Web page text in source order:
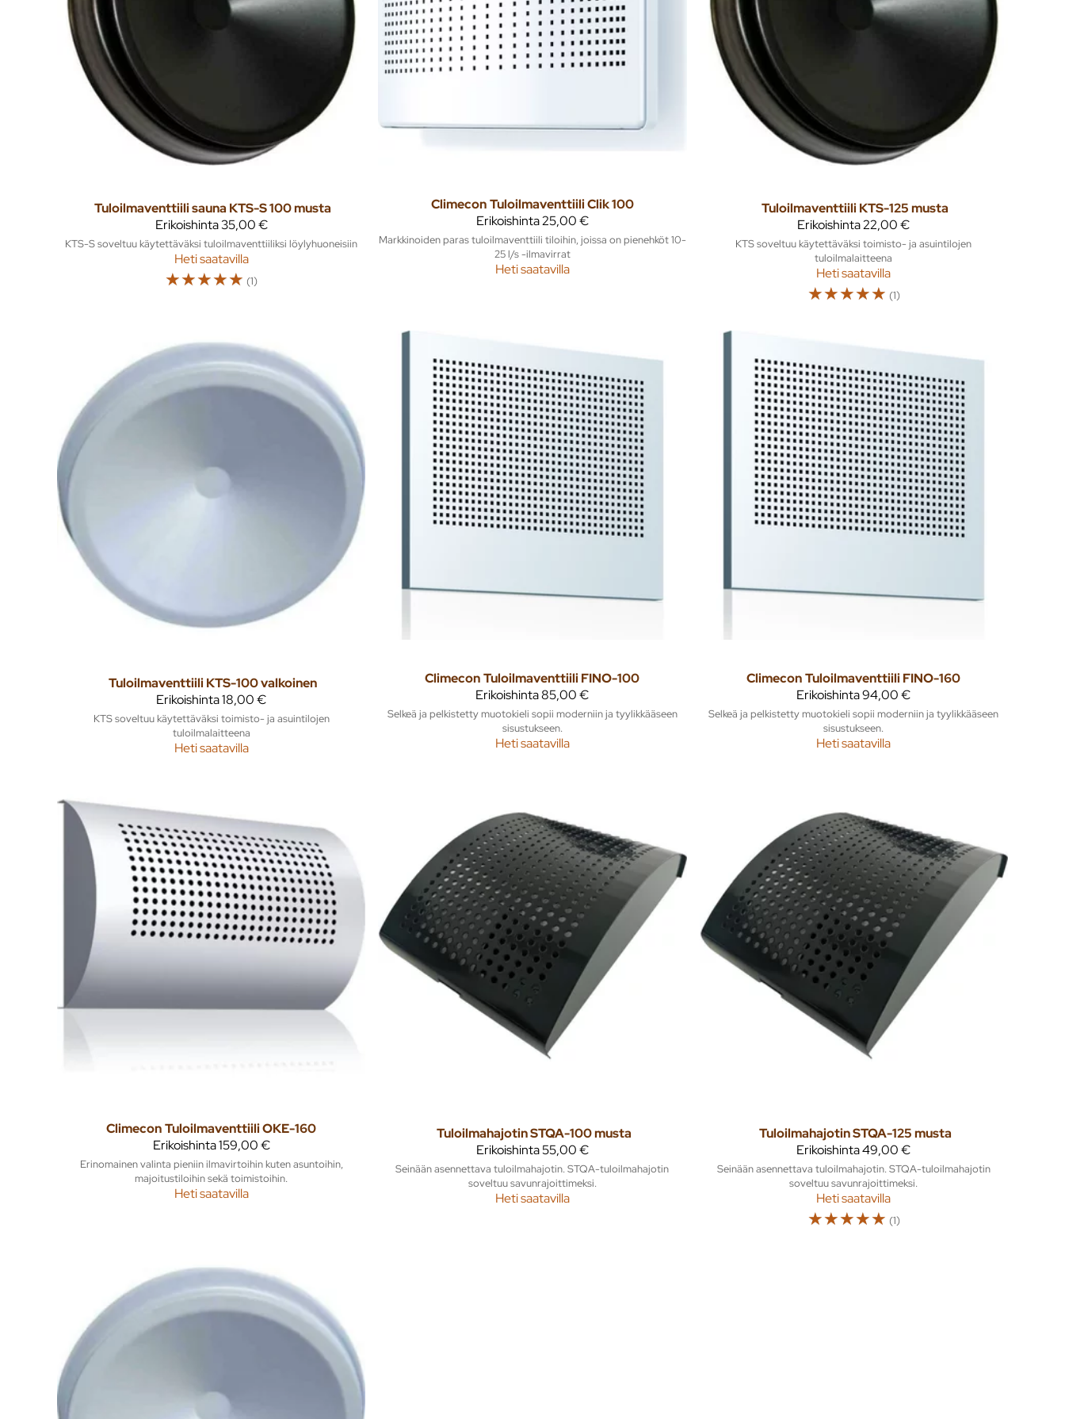
Tuloilmaventtiili sauna KTS-S 100 musta
Erikoishinta35,00 €
KTS-S soveltuu käytettäväksi tuloilmaventtiiliksi löylyhuoneisiin
Heti saatavilla
☆☆☆☆☆ (1)
ClimeconTuloilmaventtiili Clik 100
Erikoishinta25,00 €
Markkinoiden paras tuloilmaventtiili tiloihin, joissa on pienehköt 10-
25 l/s -ilmavirrat
Heti saatavilla
Tuloilmaventtiili KTS-125 musta
Erikoishinta22,00 €
KTS soveltuu käytettäväksi toimisto- ja asuintilojen
tuloilmalaitteena
Heti saatavilla
☆☆☆☆☆ (1)
Tuloilmaventtiili KTS-100 valkoinen
Erikoishinta18,00 €
KTS soveltuu käytettäväksi toimisto- ja asuintilojen
tuloilmalaitteena
Heti saatavilla
Climecon Tuloilmaventtiili FINO-100
Erikoishinta85,00 €
Selkeä ja pelkistetty muotokieli sopii moderniin ja tyylikkääseen
sisustukseen.
Heti saatavilla
Climecon Tuloilmaventtiili FINO-160
Erikoishinta94,00 €
Selkeä ja pelkistetty muotokieli sopii moderniin ja tyylikkääseen
sisustukseen.
Heti saatavilla
ClimeconTuloilmaventtiili OKE-160
Erikoishinta159,00 €
Erinomainen valinta pieniin ilmavirtoihin kuten asuntoihin,
majoitustiloihin sekä toimistoihin.
Heti saatavilla
Tuloilmahajotin STQA-100 musta
Erikoishinta55,00 €
Seinään asennettava tuloilmahajotin. STQA-tuloilmahajotin
soveltuu savunrajoittimeksi.
Heti saatavilla
Tuloilmahajotin STQA-125 musta
Erikoishinta49,00 €
Seinään asennettava tuloilmahajotin. STQA-tuloilmahajotin
soveltuu savunrajoittimeksi.
Heti saatavilla
☆☆☆☆☆ (1)